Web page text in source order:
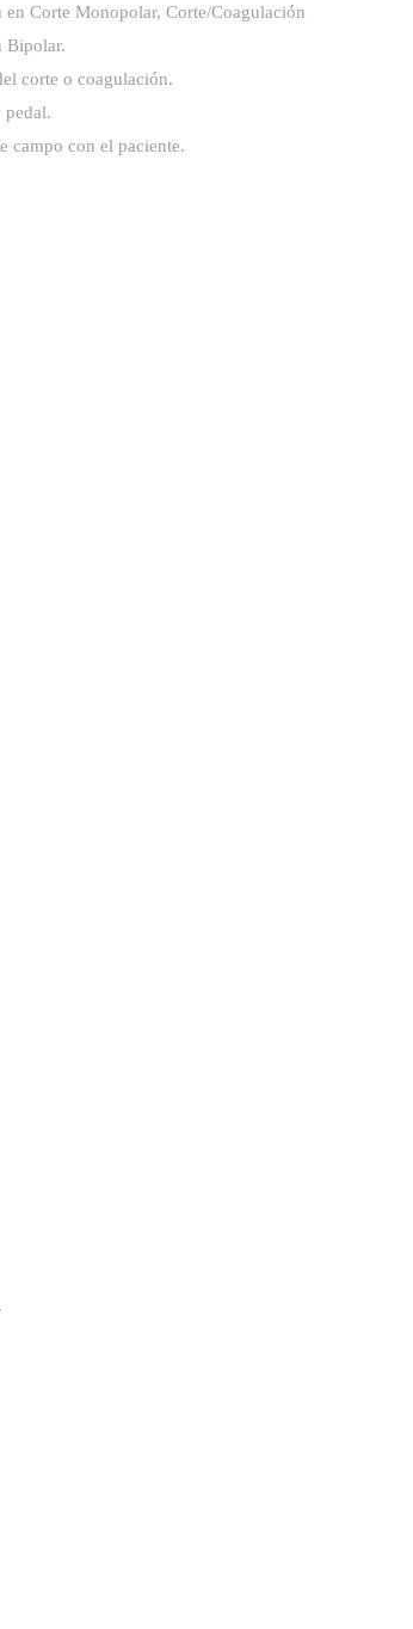
Corte Monopolar, Corte/Coagulación
Bipolar.
corte o coagulación.
pedal.
campo con el paciente.